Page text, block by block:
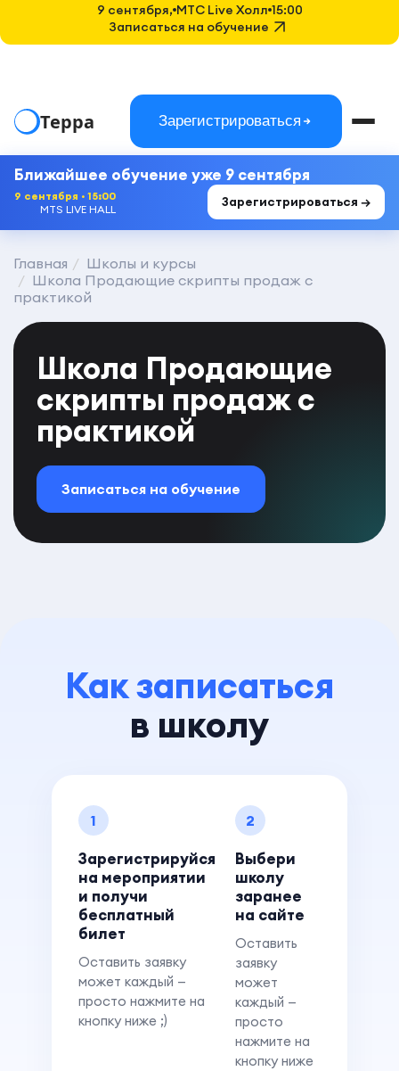
Терра Зарегистрироваться
Ближайшее обучение уже 9 сентября
9 сентября · 15:00
MTS LIVE HALL
Зарегистрироваться →
Главная
Школы и курсы
Школа Продающие скрипты продаж с
практикой
Школа Продающие
скрипты продаж с
практикой
Записаться на обучение
Как записаться
в школу
1
Зарегистрируйся
на мероприятии
и получи
бесплатный
билет
Оставить заявку
может каждый —
просто нажмите на
кнопку ниже ;)
2
Выбери
школу
заранее
на сайте
Оставить
заявку
может
каждый —
просто
нажмите на
кнопку ниже
9 сентября, MTC Live Холл 15:00
Записаться на обучение